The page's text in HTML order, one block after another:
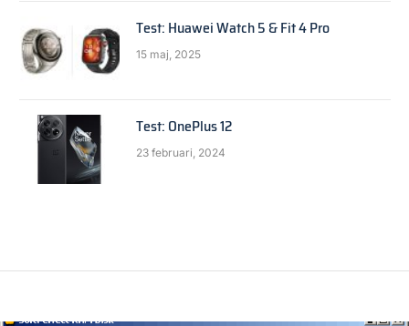
Test: Huawei Watch 5 & Fit 4 Pro
15 maj, 2025
Test: OnePlus 12
23 februari, 2024